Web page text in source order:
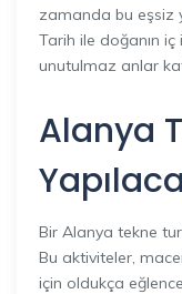
zamanda bu eşsiz
Tarih ile doğanın iç
unutulmaz anlar
Alanya
Bir Alanya tekne
Bu aktiviteler,
için oldukça